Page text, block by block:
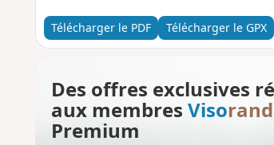
Télécharger le PDF
Télécharger le GPX
Des offres exclusives
aux membres Viso
Premium